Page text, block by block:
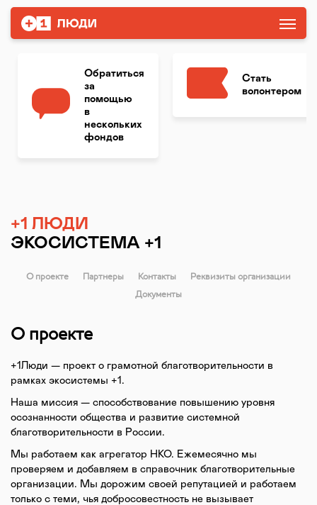
Обратиться
за
помощью
в
нескольких
фондов
Стать
волонтером
+1 ЛЮДИ
ЭКОСИСТЕМА +1
О проекте Партнеры Контакты
Реквизиты организации
Документы
О проекте
+1Люди — проект о грамотной благотворительности в
рамках экосистемы +1.
Наша миссия — способствование повышению уровня
осознанности общества и развитие системной
благотворительности в России.
Мы работаем как агрегатор НКО. Ежемесячно мы
проверяем и добавляем в справочник благотворительные
организации. Мы дорожим своей репутацией и работаем
только с теми, чья добросовестность не вызывает